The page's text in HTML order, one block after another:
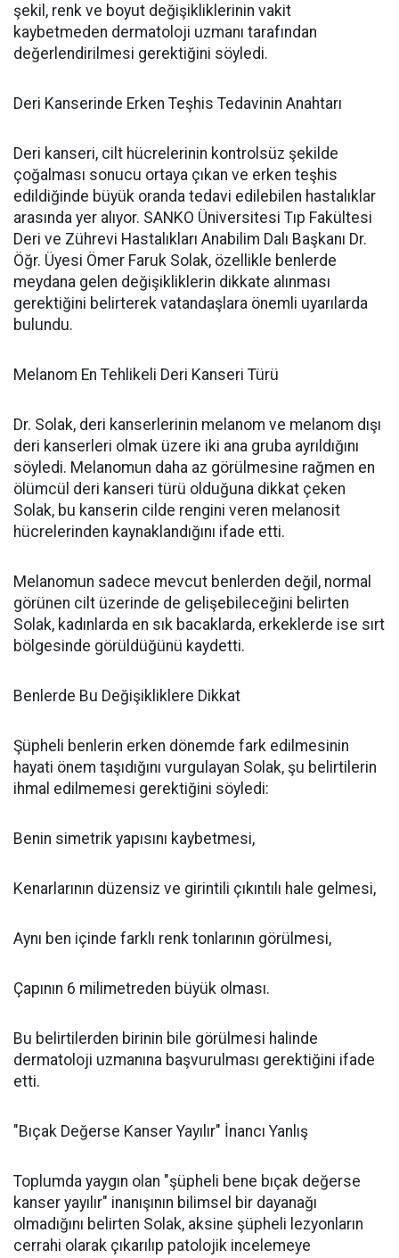
şekil, renk ve boyut değişikliklerinin vakit
kaybetmeden dermatoloji uzmanı tarafından
değerlendirilmesi gerektiğini söyledi.
Deri Kanserinde Erken Teşhis Tedavinin Anahtarı
Deri kanseri, cilt hücrelerinin kontrolsüz şekilde
çoğalması sonucu ortaya çıkan ve erken teşhis
edildiğinde büyük oranda tedavi edilebilen hastalıklar
arasında yer alıyor. SANKO Üniversitesi Tıp Fakültesi
Deri ve Zührevi Hastalıkları Anabilim Dalı Başkanı Dr.
Öğr. Üyesi Ömer Faruk Solak, özellikle benlerde
meydana gelen değişikliklerin dikkate alınması
gerektiğini belirterek vatandaşlara önemli uyarılarda
bulundu.
Melanom En Tehlikeli Deri Kanseri Türü
Dr. Solak, deri kanserlerinin melanom ve melanom dışı
deri kanserleri olmak üzere iki ana gruba ayrıldığını
söyledi. Melanomun daha az görülmesine rağmen en
ölümcül deri kanseri türü olduğuna dikkat çeken
Solak, bu kanserin cilde rengini veren melanosit
hücrelerinden kaynaklandığını ifade etti.
Melanomun sadece mevcut benlerden değil, normal
görünen cilt üzerinde de gelişebileceğini belirten
Solak, kadınlarda en sık bacaklarda, erkeklerde ise sırt
bölgesinde görüldüğünü kaydetti.
Benlerde Bu Değişikliklere Dikkat
Şüpheli benlerin erken dönemde fark edilmesinin
hayati önem taşıdığını vurgulayan Solak, şu belirtilerin
ihmal edilmemesi gerektiğini söyledi:
Benin simetrik yapısını kaybetmesi,
Kenarlarının düzensiz ve girintili çıkıntılı hale gelmesi,
Aynı ben içinde farklı renk tonlarının görülmesi,
Çapının 6 milimetreden büyük olması.
Bu belirtilerden birinin bile görülmesi halinde
dermatoloji uzmanına başvurulması gerektiğini ifade
etti.
"Bıçak Değerse Kanser Yayılır" İnancı Yanlış
Toplumda yaygın olan "şüpheli bene bıçak değerse
kanser yayılır" inanışının bilimsel bir dayanağı
olmadığını belirten Solak, aksine şüpheli lezyonların
cerrahi olarak çıkarılıp patolojik incelemeye